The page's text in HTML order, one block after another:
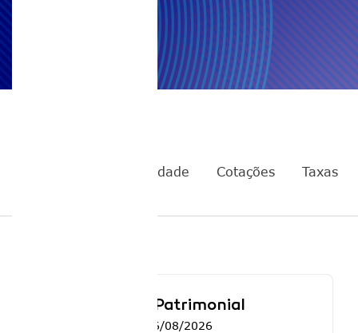
Rentabilidade Cotações Taxas
Cota Patrimonial
06/08/2026